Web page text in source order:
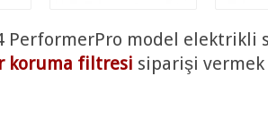
PerformerPro model elektrikli
koruma filtresi siparişi